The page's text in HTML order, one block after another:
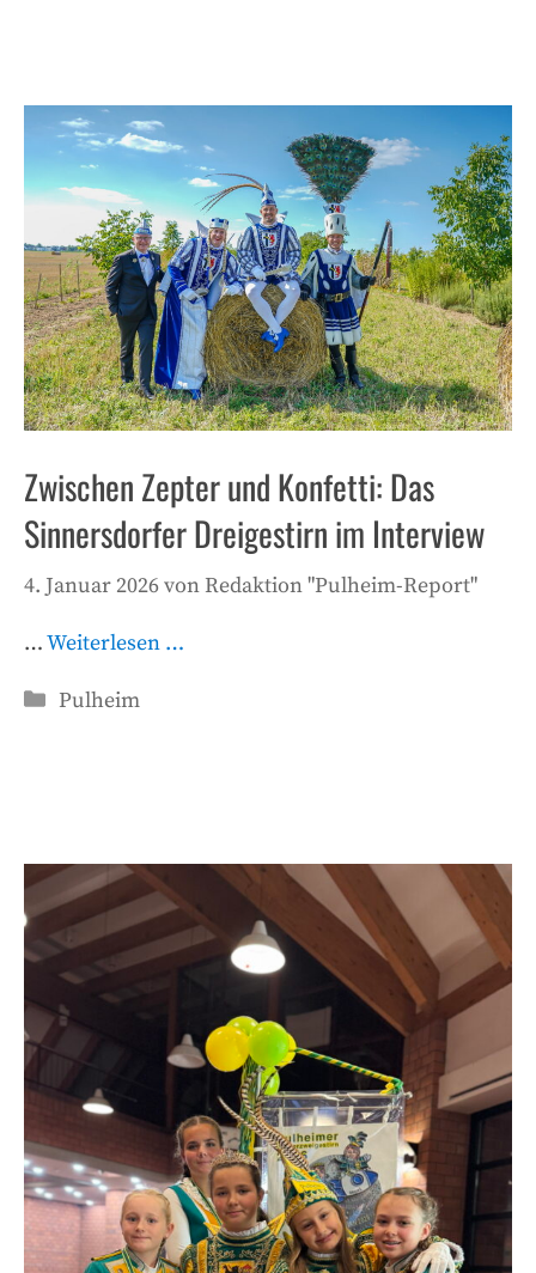
Zwischen Zepter und Konfetti: Das
Sinnersdorfer Dreigestirn im Interview
4. Januar 2026von Redaktion "Pulheim-Report"
…Weiterlesen …
Kategorien
Pulheim